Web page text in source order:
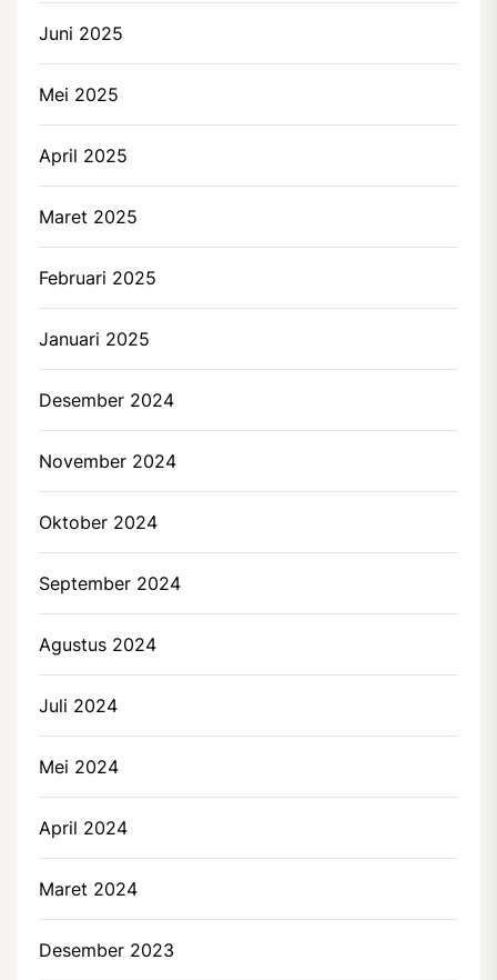
Juni 2025
Mei 2025
April 2025
Maret 2025
Februari 2025
Januari 2025
Desember 2024
November 2024
Oktober 2024
September 2024
Agustus 2024
Juli 2024
Mei 2024
April 2024
Maret 2024
Desember 2023